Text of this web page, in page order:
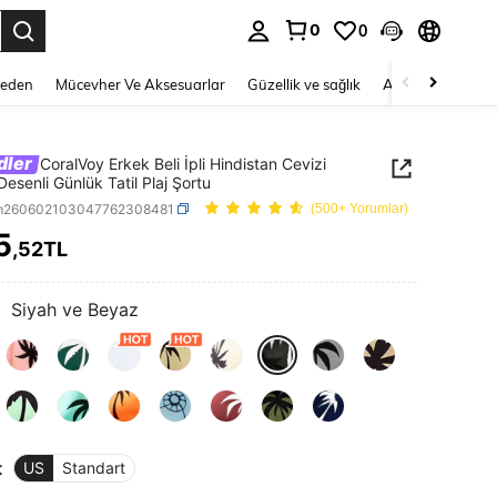
0 0
Mücevher Ve Aksesuarlar Güzellik ve sağlık Ayakkabı
CoralVoy Erkek Beli İpli Hindistan Cevizi
Günlük Tatil Plaj Şortu
(500+ Yorumlar)
AND AVAILABILITY
,52TL
Siyah ve Beyaz
US Standart